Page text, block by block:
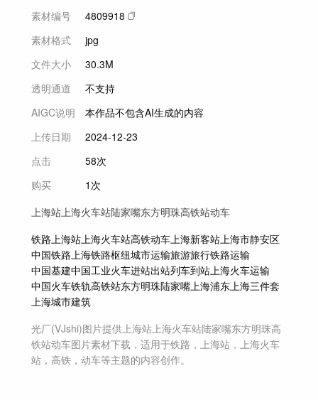
素材编号
4809918
素材格式
jpg
文件大小
30.3M
透明通道
不支持
AIGC说明
本作品不包含AI生成的内容
上传日期
2024-12-23
点击
58次
购买
1次
上海站上海火车站陆家嘴东方明珠高铁站动车
铁路上海站上海火车站高铁动车上海新客站上海市静安区
中国铁路上海铁路枢纽城市运输旅游旅行铁路运输
中国基建中国工业火车进站出站列车到站上海火车运输
中国火车铁轨高铁站东方明珠陆家嘴上海浦东上海三件套
上海城市建筑
光厂(VJshi)图片提供上海站上海火车站陆家嘴东方明珠高
铁站动车图片素材下载，适用于铁路，上海站，上海火车
站，高铁，动车等主题的内容创作。